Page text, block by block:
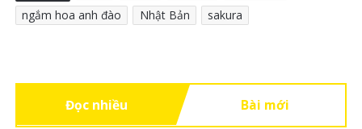
ngắm hoa anh đào
Nhật Bản sakura
Đọc nhiều Bài mới